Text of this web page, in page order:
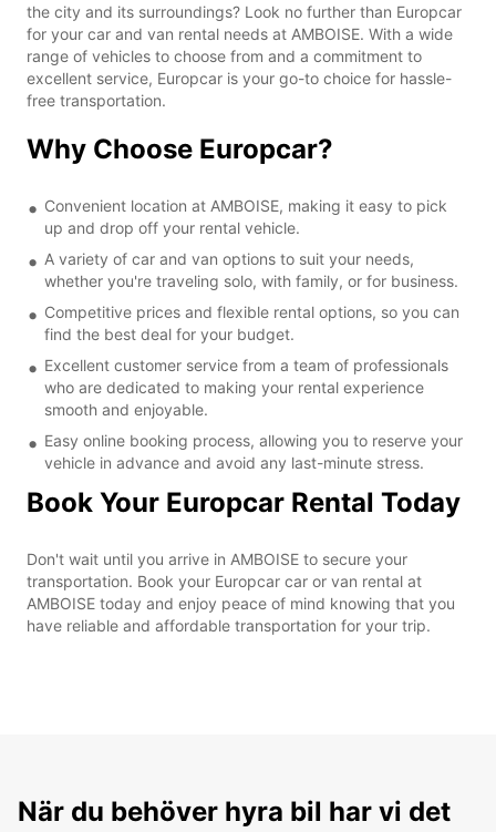
the city and its surroundings? Look no further than Europcar
for your car and van rental needs at AMBOISE. With a wide
range of vehicles to choose from and a commitment to
excellent service, Europcar is your go-to choice for hassle-
free transportation.
Why Choose Europcar?
Convenient location at AMBOISE, making it easy to pick
up and drop off your rental vehicle.
A variety of car and van options to suit your needs,
whether you're traveling solo, with family, or for business.
Competitive prices and flexible rental options, so you can
find the best deal for your budget.
Excellent customer service from a team of professionals
who are dedicated to making your rental experience
smooth and enjoyable.
Easy online booking process, allowing you to reserve your
vehicle in advance and avoid any last-minute stress.
Book Your Europcar Rental Today
Don't wait until you arrive in AMBOISE to secure your
transportation. Book your Europcar car or van rental at
AMBOISE today and enjoy peace of mind knowing that you
have reliable and affordable transportation for your trip.
När du behöver hyra bil har vi det